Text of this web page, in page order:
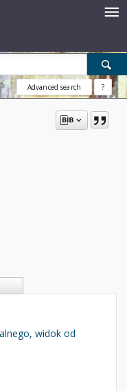
Advanced search ?
widok od